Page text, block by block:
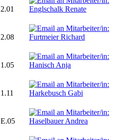
2.01
2.08
1.05
1.11
E.05